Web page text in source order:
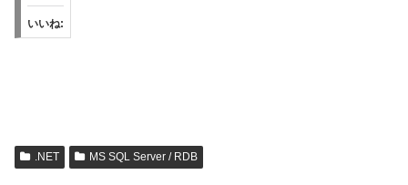
いいね:
.NET MS SQL Server / RDB